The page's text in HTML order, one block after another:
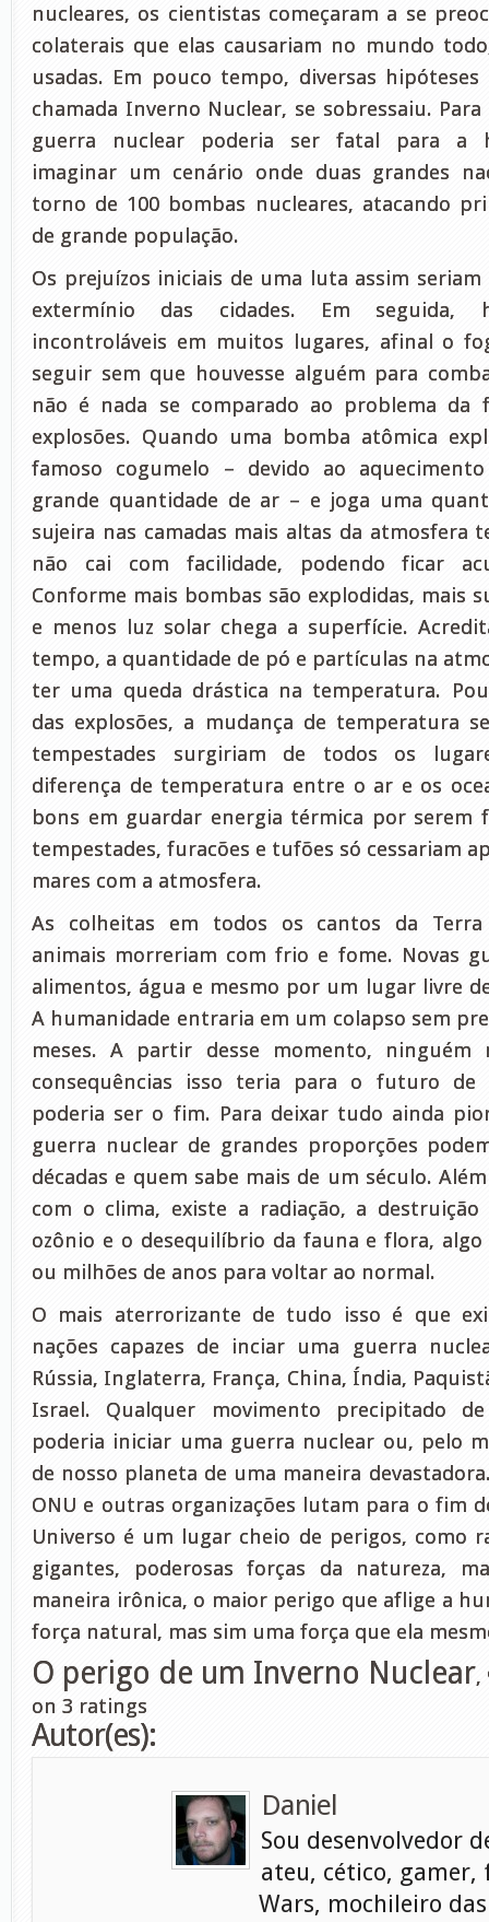
nucleares, os cientistas começaram a se
colaterais que elas causariam no mundo
usadas. Em pouco tempo, diversas
chamada Inverno Nuclear, se sobressaiu.
guerra nuclear poderia ser fatal para a
imaginar um cenário onde duas grandes
torno de 100 bombas nucleares, atacando
de grande população.
Os prejuízos iniciais de uma luta assim
extermínio das cidades. Em seguida,
incontroláveis em muitos lugares, afinal o
seguir sem que houvesse alguém para
não é nada se comparado ao problema da
explosões. Quando uma bomba atômica
famoso cogumelo – devido ao
grande quantidade de ar – e joga uma
sujeira nas camadas mais altas da atmosfera
não cai com facilidade, podendo ficar
Conforme mais bombas são explodidas, mais
e menos luz solar chega a superfície.
tempo, a quantidade de pó e partículas na
ter uma queda drástica na temperatura.
das explosões, a mudança de temperatura
tempestades surgiriam de todos os
diferença de temperatura entre o ar e os
bons em guardar energia térmica por serem
tempestades, furacões e tufões só cessariam
mares com a atmosfera.
As colheitas em todos os cantos da Terra
animais morreriam com frio e fome. Novas
alimentos, água e mesmo por um lugar livre
A humanidade entraria em um colapso sem
meses. A partir desse momento, ninguém
consequências isso teria para o futuro de
poderia ser o fim. Para deixar tudo ainda
guerra nuclear de grandes proporções
décadas e quem sabe mais de um século.
com o clima, existe a radiação, a
ozônio e o desequilíbrio da fauna e flora,
ou milhões de anos para voltar ao normal.
O mais aterrorizante de tudo isso é que
nações capazes de inciar uma guerra
Rússia, Inglaterra, França, China, Índia,
Israel. Qualquer movimento precipitado
poderia iniciar uma guerra nuclear ou, pelo
de nosso planeta de uma maneira
ONU e outras organizações lutam para o fim
Universo é um lugar cheio de perigos, como
gigantes, poderosas forças da natureza,
maneira irônica, o maior perigo que aflige a
força natural, mas sim uma força que ela
O perigo de um Inverno Nuclear,
on 3 ratings
Autor(es):
Daniel
Sou desenvolvedor
ateu, cético, gamer,
Wars, mochileiro